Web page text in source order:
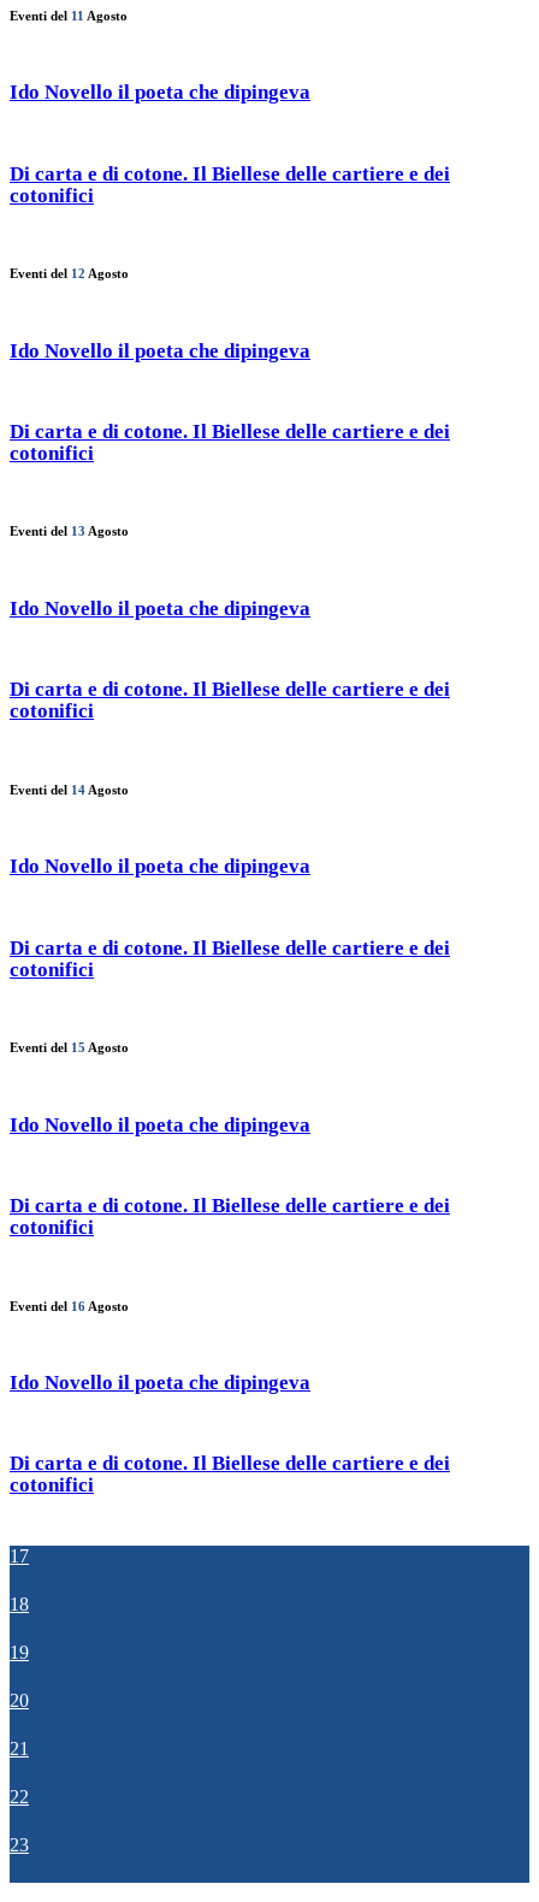
Eventi del 11 Agosto
Ido Novello il poeta che dipingeva
Di carta e di cotone. Il Biellese delle cartiere e dei
cotonifici
Eventi del 12 Agosto
Ido Novello il poeta che dipingeva
Di carta e di cotone. Il Biellese delle cartiere e dei
cotonifici
Eventi del 13 Agosto
Ido Novello il poeta che dipingeva
Di carta e di cotone. Il Biellese delle cartiere e dei
cotonifici
Eventi del 14 Agosto
Ido Novello il poeta che dipingeva
Di carta e di cotone. Il Biellese delle cartiere e dei
cotonifici
Eventi del 15 Agosto
Ido Novello il poeta che dipingeva
Di carta e di cotone. Il Biellese delle cartiere e dei
cotonifici
Eventi del 16 Agosto
Ido Novello il poeta che dipingeva
Di carta e di cotone. Il Biellese delle cartiere e dei
cotonifici
17
18
19
20
21
22
23